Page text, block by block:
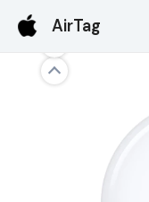
contenu
AirTag